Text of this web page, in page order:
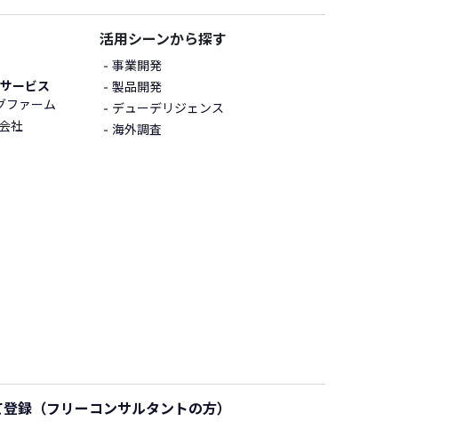
ービス
ファーム
社
活用シーンから探す
事業開発
製品開発
デューデリジェンス
海外調査
録 （フリーコンサルタントの方）